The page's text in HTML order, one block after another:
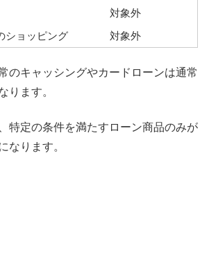
対象外
ショッピング
対象外
のキャッシングやカードローンは通常
ります。
特定の条件を満たすローン商品のみが
なります。